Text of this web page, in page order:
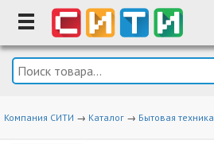
Компания СИТИ → Каталог → Бытовая техника